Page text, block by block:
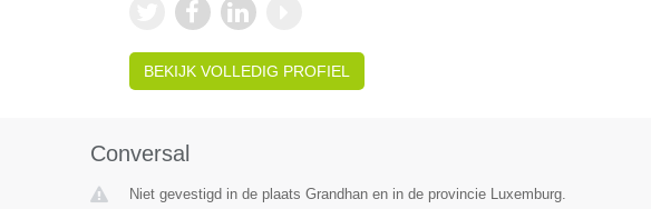
BEKIJK VOLLEDIG PROFIEL
Conversal
Niet gevestigd in de plaats Grandhan en in de provincie Luxemburg.